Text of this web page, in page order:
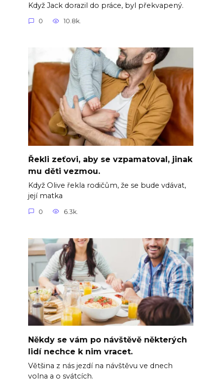
Když Jack dorazil do práce, byl překvapený.
0 10.8k.
Řekli zeťovi, aby se vzpamatoval, jinak
mu děti vezmou.
Když Olive řekla rodičům, že se bude vdávat,
její matka
0 6.3k.
Někdy se vám po návštěvě některých
lidí nechce k nim vracet.
Většina z nás jezdí na návštěvu ve dnech
volna a o svátcích.